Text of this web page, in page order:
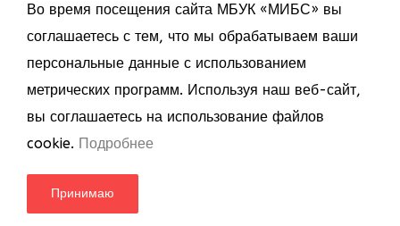
Во время посещения сайта МБУК «МИБС» вы
соглашаетесь с тем, что мы обрабатываем ваши
персональные данные с использованием
метрических программ. Используя наш веб-сайт,
вы соглашаетесь на использование файлов
cookie. Подробнее
Принимаю